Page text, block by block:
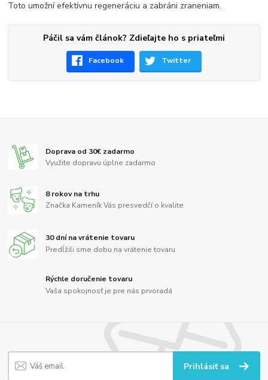
Toto umožní efektívnu regeneráciu a zabráni zraneniam.
Páčil sa vám článok? Zdieľajte ho s priateľmi
Facebook Twitter
Doprava od 30€ zadarmo
Využite dopravu úplne zadarmo
8 rokov na trhu
Značka Kameník Vás presvedčí o kvalite
30 dní na vrátenie tovaru
Predĺžili sme dobu na vrátenie tovaru
Rýchle doručenie tovaru
Vaša spokojnosť je pre nás prvoradá
Prihlásiť sa